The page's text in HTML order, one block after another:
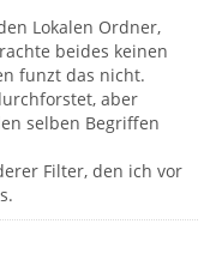
Lokalen Ordner,
beides keinen
funzt das nicht.
aber
selben Begriffen
Filter, den ich vor